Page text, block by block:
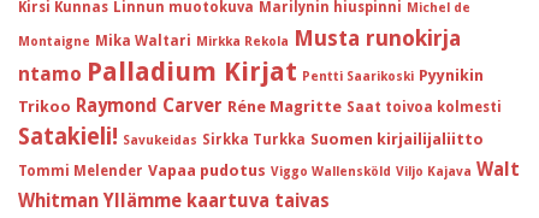
Kirsi Kunnas Linnun muotokuva Marilynin hiuspinni Michel de
Montaigne Mika Waltari Mirkka Rekola Musta runokirja
ntamo Palladium Kirjat Pentti Saarikoski Pyynikin
Trikoo Raymond Carver Réne Magritte Saat toivoa kolmesti
Satakieli! Savukeidas Sirkka Turkka Suomen kirjailijaliitto
Tommi Melender Vapaa pudotus Viggo Wallensköld Viljo Kajava Walt
Whitman Yllämme kaartuva taivas